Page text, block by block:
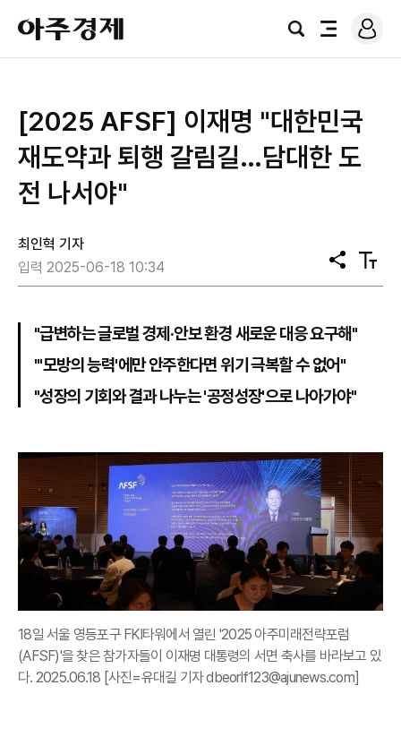
아
주
경
검
전
로
그
[2025 AFSF] 이재명 "대한민국
재도약과 퇴행 갈림길…담대한 도
전 나서야"
최인혁 기자
입력 2025-06-18 10:34
공
유
텍
스
"급변하는 글로벌 경제·안보 환경 새로운 대응 요구해"
"'모방의 능력'에만 안주한다면 위기 극복할 수 없어"
"성장의 기회와 결과 나누는 '공정성장'으로 나아가야"
18일 서울 영등포구 FKI타워에서 열린 '2025 아주미래전략포럼
(AFSF)'을 찾은 참가자들이 이재명 대통령의 서면 축사를 바라보고 있
다. 2025.06.18 [사진=유대길 기자 dbeorlf123@ajunews.com]